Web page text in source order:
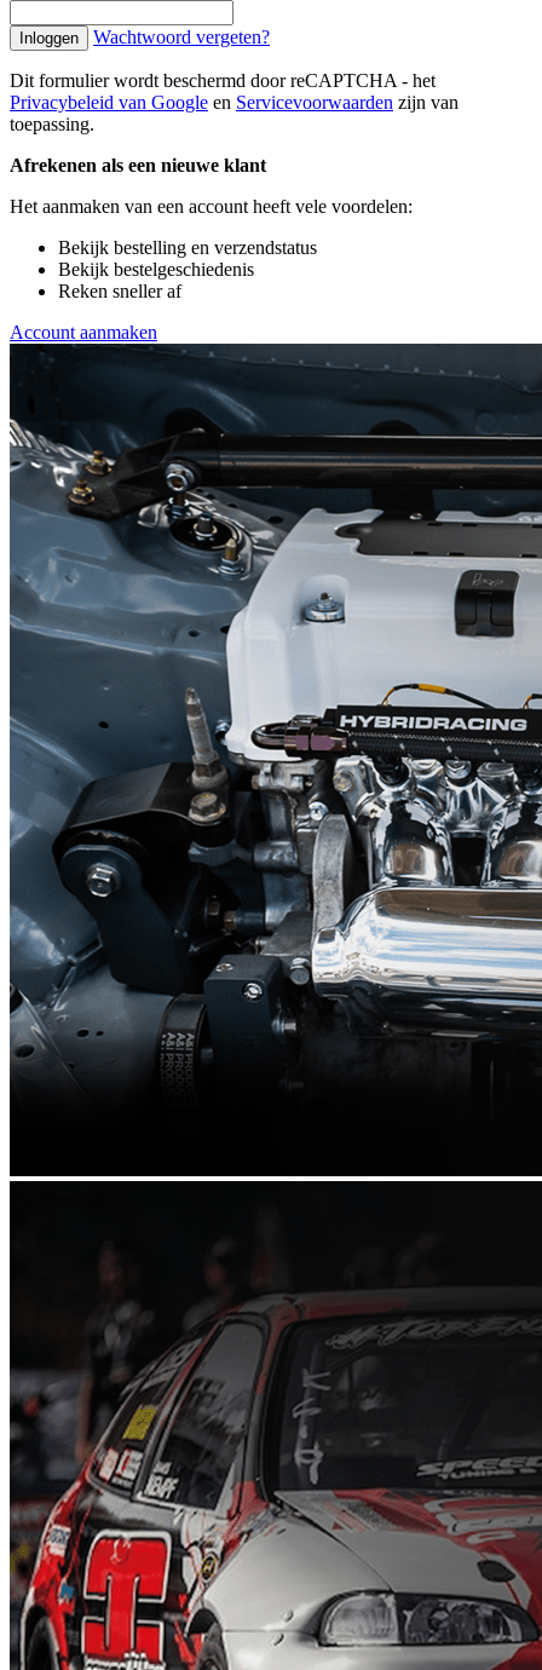
Inloggen Wachtwoord vergeten?
Dit formulier wordt beschermd door reCAPTCHA - het
Privacybeleid van Google en Servicevoorwaarden zijn van
toepassing.
Afrekenen als een nieuwe klant
Het aanmaken van een account heeft vele voordelen:
Bekijk bestelling en verzendstatus
Bekijk bestelgeschiedenis
Reken sneller af
Account aanmaken